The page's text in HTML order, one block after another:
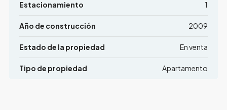
Estacionamiento 1
Año de construcción 2009
Estado de la propiedad En venta
Tipo de propiedad Apartamento